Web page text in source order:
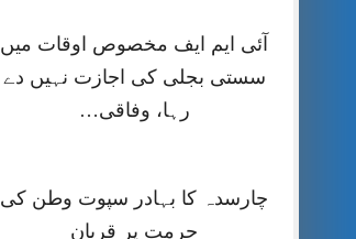
آئی ایم ایف مخصوص اوقات میں
سستی بجلی کی اجازت نہیں دے
رہا، وفاقی…
چارسدہ کا بہادر سپوت وطن کی
حرمت پر قربان